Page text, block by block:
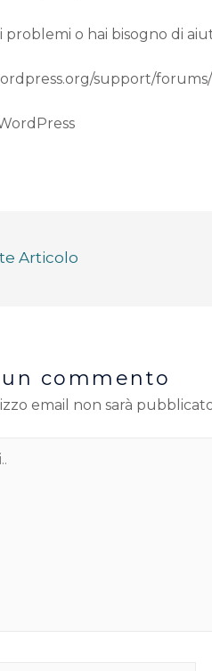
problemi o hai bisogno di
support/forums/
Articolo
commento
email non sarà